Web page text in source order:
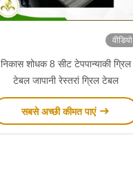
वीडियो
निकास शोधक 8 सीट टेपपान्याकी ग्रिल
टेबल जापानी रेस्तरां ग्रिल टेबल
सबसे अच्छी कीमत पाएं